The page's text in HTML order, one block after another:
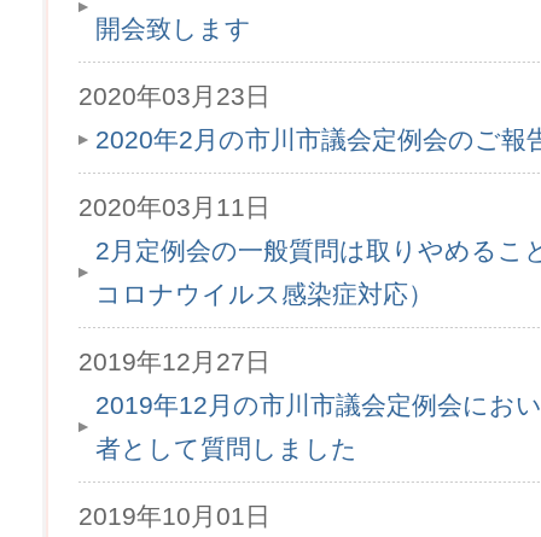
開会致します
2020年03月23日
2020年2月の市川市議会定例会のご報
2020年03月11日
2月定例会の一般質問は取りやめるこ
コロナウイルス感染症対応）
2019年12月27日
2019年12月の市川市議会定例会にお
者として質問しました
2019年10月01日